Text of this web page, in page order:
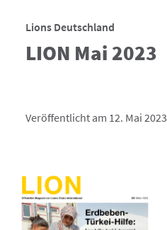
Lions Deutschland
LION Mai 2023
Veröffentlicht am 12. Mai 2023